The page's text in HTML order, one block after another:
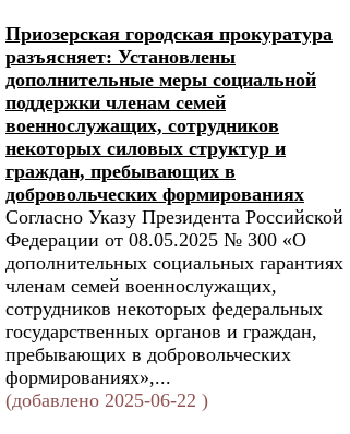
Приозерская городская прокуратура
разъясняет: Установлены
дополнительные меры социальной
поддержки членам семей
военнослужащих, сотрудников
некоторых силовых структур и
граждан, пребывающих в
добровольческих формированиях
Согласно Указу Президента Российской
Федерации от 08.05.2025 № 300 «О
дополнительных социальных гарантиях
членам семей военнослужащих,
сотрудников некоторых федеральных
государственных органов и граждан,
пребывающих в добровольческих
формированиях»,...
(добавлено 2025-06-22 )